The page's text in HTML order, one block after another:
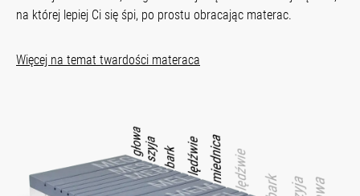
na której lepiej Ci się śpi, po prostu obracając materac.
Więcej na temat twardości materaca